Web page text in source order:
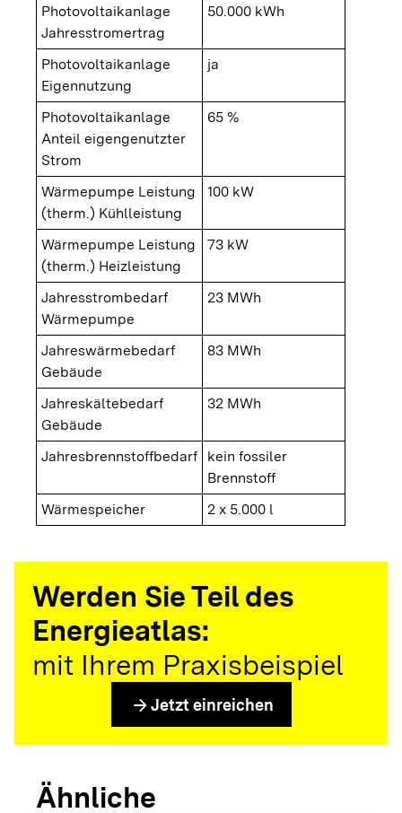
Photovoltaikanlage
Jahresstromertrag
50.000 kWh
Photovoltaikanlage
Eigennutzung
ja
Photovoltaikanlage
Anteil eigengenutzter
Strom
65 %
Wärmepumpe Leistung
(therm.) Kühlleistung
100 kW
Wärmepumpe Leistung
(therm.) Heizleistung
73 kW
Jahresstrombedarf
Wärmepumpe
23 MWh
Jahreswärmebedarf
Gebäude
83 MWh
Jahreskältebedarf
Gebäude
32 MWh
Jahresbrennstoffbedarf
kein fossiler
Brennstoff
Wärmespeicher
2 x 5.000 l
Werden Sie Teil des
Energieatlas:
mit Ihrem Praxisbeispiel
arrow_forward Jetzt einreichen
Ähnliche